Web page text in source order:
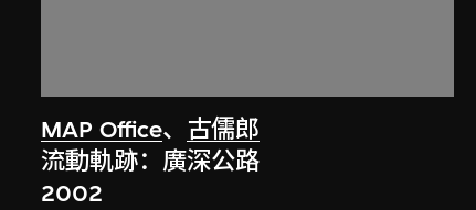
MAP Office、 古儒郎
流動軌跡：廣深公路
2002